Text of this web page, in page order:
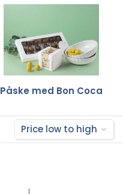
Påske med Bon Coca
Price low to high